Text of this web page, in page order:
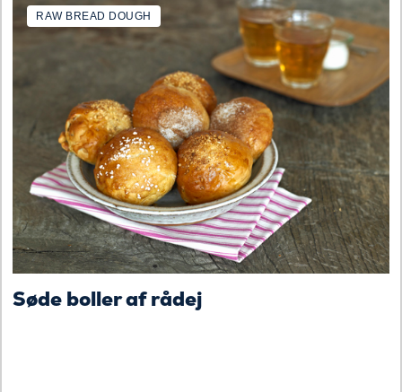
RAW BREAD DOUGH
Søde boller af rådej